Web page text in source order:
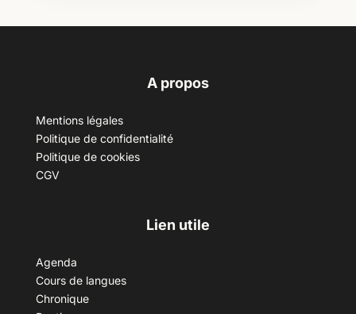
A propos
Mentions légales
Politique de confidentialité
Politique de cookies
CGV
Lien utile
Agenda
Cours de langues
Chronique